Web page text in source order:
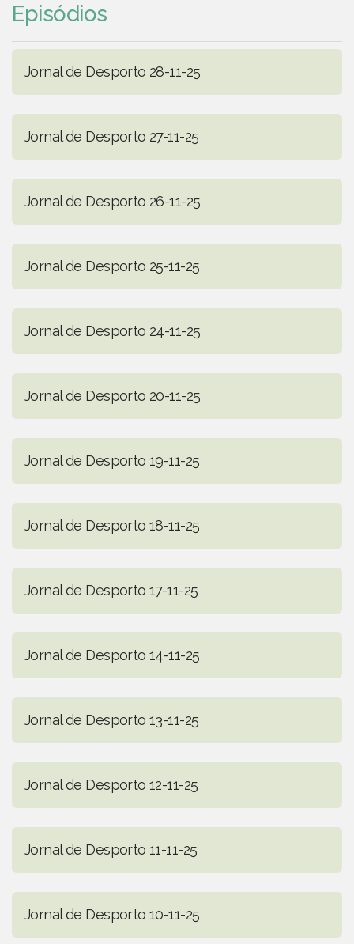
Episódios
Jornal de Desporto 28-11-25
Jornal de Desporto 27-11-25
Jornal de Desporto 26-11-25
Jornal de Desporto 25-11-25
Jornal de Desporto 24-11-25
Jornal de Desporto 20-11-25
Jornal de Desporto 19-11-25
Jornal de Desporto 18-11-25
Jornal de Desporto 17-11-25
Jornal de Desporto 14-11-25
Jornal de Desporto 13-11-25
Jornal de Desporto 12-11-25
Jornal de Desporto 11-11-25
Jornal de Desporto 10-11-25